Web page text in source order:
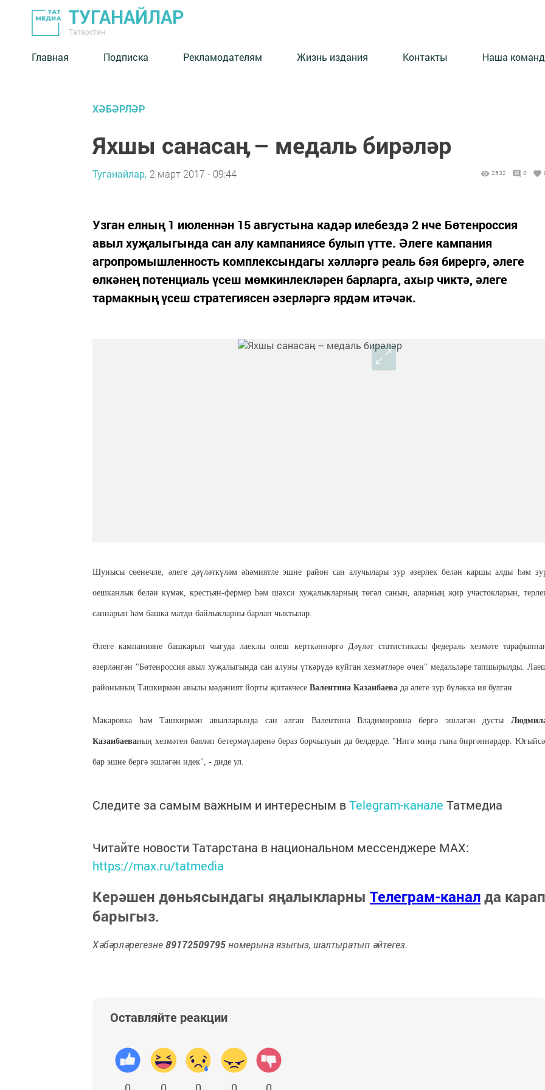
ТУГАНАЙЛАР
Татарстан
Главная Подписка Рекламодателям Жизнь издания Контакты Наша
ХӘБӘРЛӘР
Яхшы санасаӊ – медаль бирәләр
Туганайлар, 2 март 2017 - 09:44 2532 0
Узган елның 1 июленнән 15 августына кадәр илебездә 2 нче Бөтенроссия
авыл хуҗалыгында сан алу кампаниясе булып үтте. Әлеге кампания
агропромышленность комплексындагы хәлләргә реаль бәя бирергә, әлеге
өлкәнең потенциаль үсеш мөмкинлекләрен барларга, ахыр чиктә, әлеге
тармакның үсеш стратегиясен әзерләргә ярдәм итәчәк.
Шунысы сөенечле, әлеге дәүләткүләм әһәмиятле эшне район сан алучылары зур әзерлек белән каршы алды һәм
оешканлык белән күмәк, крестьян-фермер һәм шәхси хуҗалыкларның төгәл санын, аларның җир участокларын,
саннарын һәм башка матди байлыкларны барлап чыктылар.
Әлеге кампанияне башкарып чыгуда лаеклы өлеш керткәннәргәДәүләт статистикасы федераль хезмәте
әзерләнгән "Бөтенроссия авыл хуҗалыгында сан алуны үткәрүдә куйган хезмәтләре өчен" медальләре тапшырылды.
районының Ташкирмән авылы мәдәният йорты җитәкчесе Валентина Казанбаева да әлеге зур бүләккә ия булган.
Макаровка һәм Ташкирмән авылларында сан алган Валентина Владимировна бергә эшләгән дусты
Казанбаеваның хезмәтен бәяләп бетермәүләренә бераз борчылуын да белдерде. "Нигә миңа гына биргәннәрдер.
бар эшне бергә эшләгән идек", - диде ул.
Следите за самым важным и интересным вTelegram-канале Татмедиа
Читайте новости Татарстана в национальном мессенджере MАХ:
https://max.ru/tatmedia
Керәшен дөньясындагы яңалыкларны Телеграм-каналда карап
барыгыз.
Хәбәрләрегезне89172509795номерына языгыз, шалтыратып әйтегез.
Оставляйте реакции